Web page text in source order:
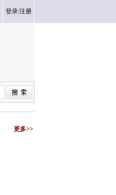
登录/注册
更多>>